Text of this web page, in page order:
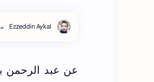
عن عبد الرحمن